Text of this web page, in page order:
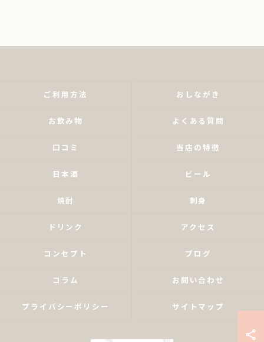
ご利用方法 おしながき
お飲み物 よくある質問
口コミ 当店の特徴
日本酒 ビール
焼酎 刺身
ドリンク アクセス
コンセプト ブログ
コラム お問い合わせ
プライバシーポリシー サイトマップ